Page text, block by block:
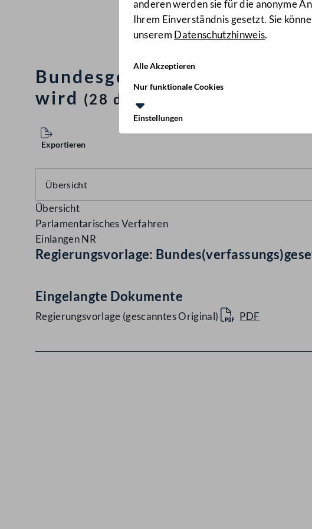
anderen werden sie für die anonyme
Ihrem Einverständnis gesetzt. Sie
unserem Datenschutzhinweis.
Alle Akzeptieren
Nur funktionale Cookies
Einstellungen
Bundesgesetz vom
wird (28 d.B.)
Exportieren
Übersicht
Parlamentarisches Verfahren
Einlangen NR
Regierungsvorlage:
Eingelangte Dokumente
Regierungsvorlage (gescanntes Original) PDF